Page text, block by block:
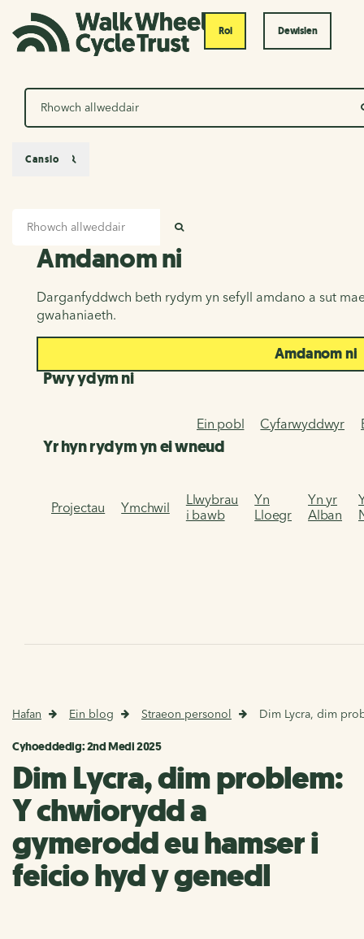
Roi Dewislen
Chwilio
Amdanom ni
Amdanom ni
Darganfyddwch beth rydym yn sefyll amdano a sut
gwahaniaeth.
Amdanom ni
Pwy ydym ni
Ein pobl Cyfarwyddwyr
Yr hyn rydym yn ei wneud
Projectau Ymchwil
Llwybrau
i bawb
Yn
Lloegr
Yn yr
Alban
Canslo
Hafan Ein blog Straeon personol Dim Lycra, dim
Cyhoeddedig: 2nd Medi 2025
Dim Lycra, dim problem:
Y chwiorydd a
gymerodd eu hamser i
feicio hyd y genedl